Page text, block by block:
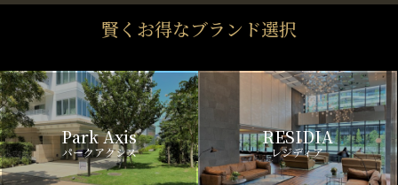
賢くお得なブランド選択
Park Axis
パークアクシス
RESIDIA
レジディア